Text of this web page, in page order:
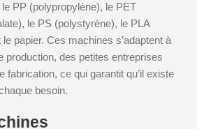
PP (polypropylène), le PET
le PS (polystyrène), le PLA
papier. Ces machines s’adaptent à
production, des petites entreprises
fabrication, ce qui garantit qu’il existe
besoin.